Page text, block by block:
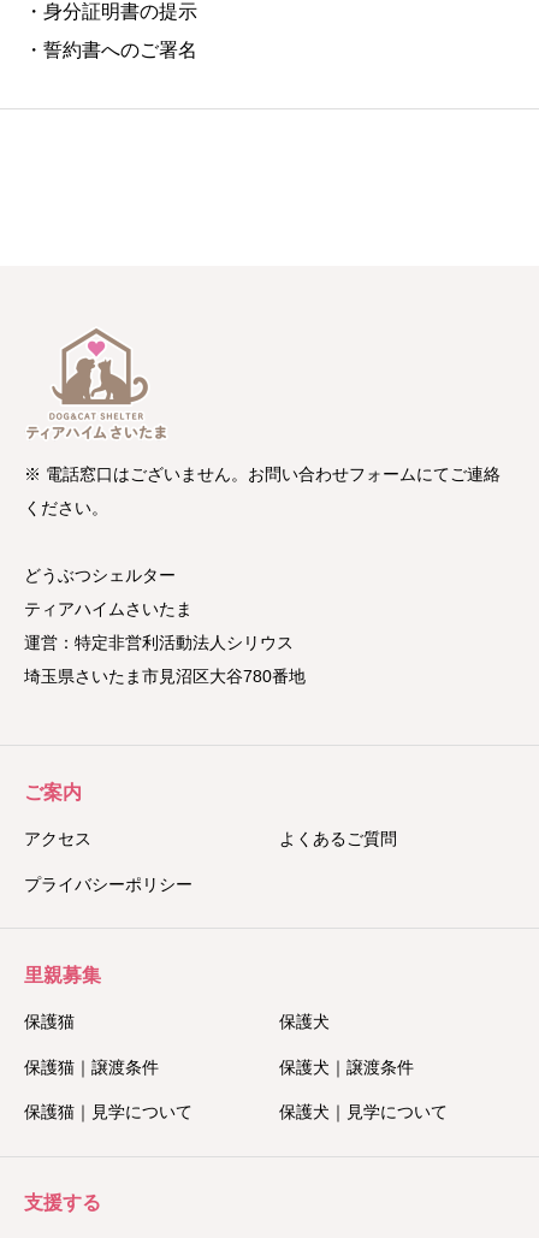
・身分証明書の提示
・誓約書へのご署名
※ 電話窓口はございません。お問い合わせフォームにてご連絡
ください。
どうぶつシェルター
ティアハイムさいたま
運営：特定非営利活動法人シリウス
埼玉県さいたま市見沼区大谷780番地
ご案内
アクセス よくあるご質問
プライバシーポリシー
里親募集
保護猫 保護犬
保護猫｜譲渡条件 保護犬｜譲渡条件
保護猫｜見学について 保護犬｜見学について
支援する